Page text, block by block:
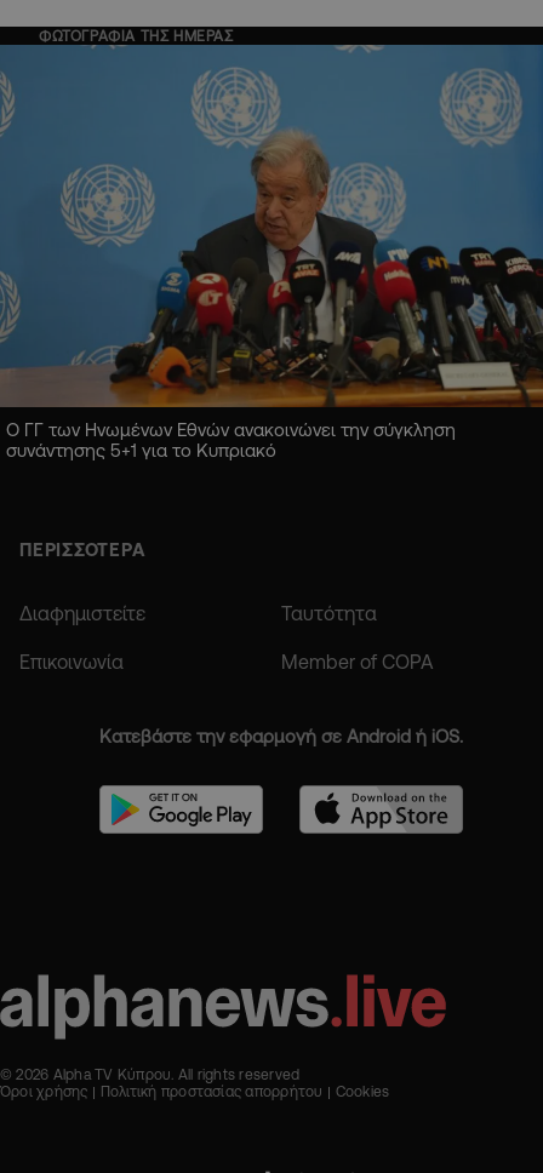
ΦΩΤΟΓΡΑΦΙΑ ΤΗΣ ΗΜΕΡΑΣ
Ο ΓΓ των Ηνωμένων Εθνών ανακοινώνει την σύγκληση
συνάντησης 5+1 για το Κυπριακό
ΠΕΡΙΣΣΟΤΕΡΑ
Διαφημιστείτε Ταυτότητα
Επικοινωνία Member of COPA
Κατεβάστε την εφαρμογή σε Android ή iOS.
© 2026 Alpha TV Κύπρου. All rights reserved
Όροι χρήσης
Πολιτική προστασίας απορρήτου Cookies